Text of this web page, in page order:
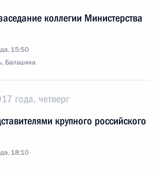
коллегии Министерства
15:50
Балашиха
года, четверг
крупного российского
18:10